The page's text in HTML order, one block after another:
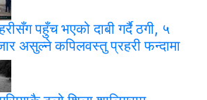
पहुँच भएको दाबी गर्दै ठगी, ५
असुल्ने कपिलवस्तु प्रहरी फन्दामा